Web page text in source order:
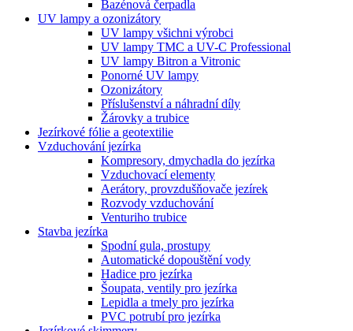
Bazénová čerpadla
UV lampy a ozonizátory
UV lampy všichni výrobci
UV lampy TMC a UV-C Professional
UV lampy Bitron a Vitronic
Ponorné UV lampy
Ozonizátory
Příslušenství a náhradní díly
Žárovky a trubice
Jezírkové fólie a geotextilie
Vzduchování jezírka
Kompresory, dmychadla do jezírka
Vzduchovací elementy
Aerátory, provzdušňovače jezírek
Rozvody vzduchování
Venturiho trubice
Stavba jezírka
Spodní gula, prostupy
Automatické dopouštění vody
Hadice pro jezírka
Šoupata, ventily pro jezírka
Lepidla a tmely pro jezírka
PVC potrubí pro jezírka